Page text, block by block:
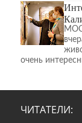
очень
ЧИТАТЕЛИ: